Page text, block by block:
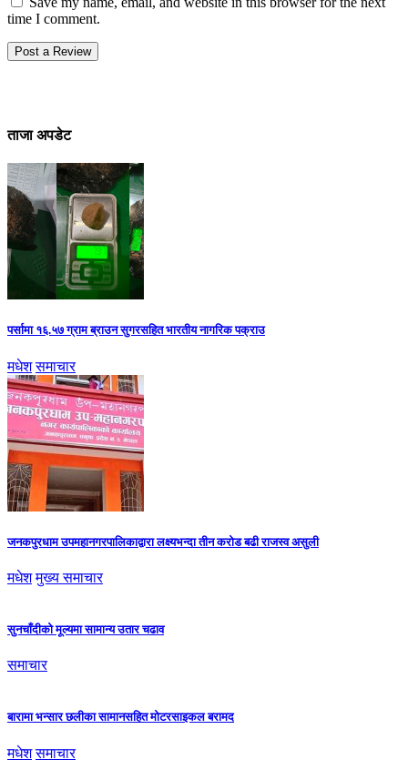
time I comment.
ताजा अपडेट
पर्सामा १६.५७ ग्राम ब्राउन सुगरसहित भारतीय नागरिक पक्राउ
मधेश समाचार
जनकपुरधाम उपमहानगरपालिकाद्वारा लक्ष्यभन्दा तीन करोड बढी राजस्व असुली
मधेश मुख्य समाचार
सुनचाँदीको मूल्यमा सामान्य उतार चढाव
समाचार
बारामा भन्सार छलीका सामानसहित मोटरसाइकल बरामद
मधेश समाचार